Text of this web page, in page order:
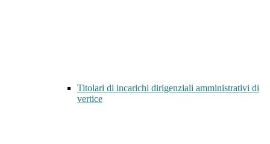
Titolari di incarichi dirigenziali amministrativi di
vertice